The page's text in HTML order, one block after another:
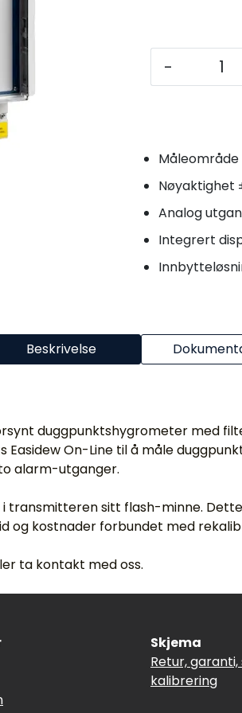
-
Måleområde
Nøyaktighet
Analog
Integrert
Beskrivelse
duggpunktshygrometer med
On-Line til å måle
alarm-utganger.
sitt flash-minne.
og kostnader forbundet med
ta kontakt med oss.
Skjema
Retur,
kalibrering